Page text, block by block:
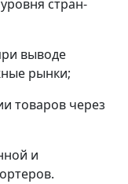
стран-
выводе
рынки;
товаров через
и